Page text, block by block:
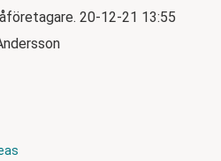
20-12-21 13:55